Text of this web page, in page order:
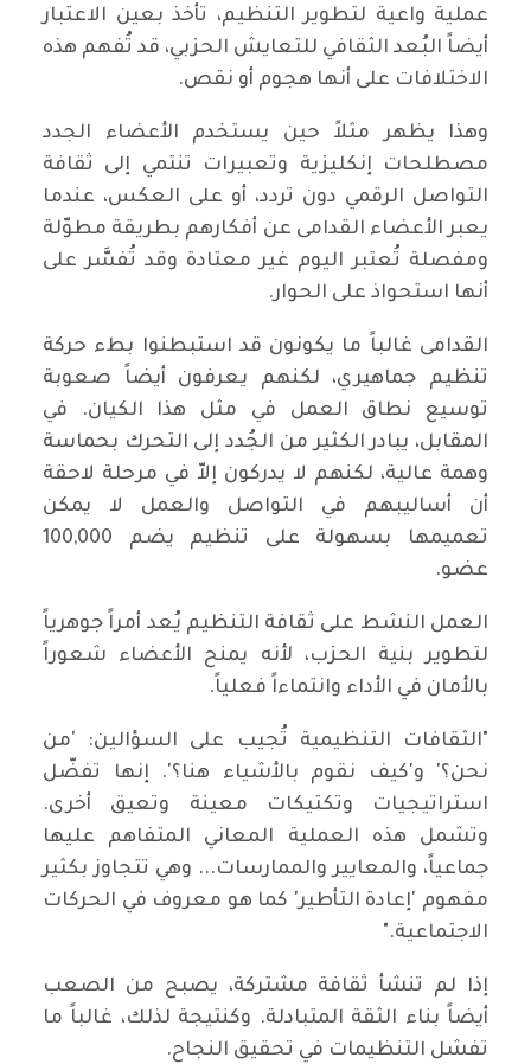
عملية واعية لتطوير التنظيم، تأخذ بعين الاعتبار
أيضاً البُعد الثقافي للتعايش الحزبي، قد تُفهم هذه
الاختلافات على أنها هجوم أو نقص.
وهذا يظهر مثلاً حين يستخدم الأعضاء الجدد
مصطلحات إنكليزية وتعبيرات تنتمي إلى ثقافة
التواصل الرقمي دون تردد، أو على العكس، عندما
يعبر الأعضاء القدامى عن أفكارهم بطريقة مطوّلة
ومفصلة تُعتبر اليوم غير معتادة وقد تُفسَّر على
أنها استحواذ على الحوار.
القدامى غالباً ما يكونون قد استبطنوا بطء حركة
تنظيم جماهيري، لكنهم يعرفون أيضاً صعوبة
توسيع نطاق العمل في مثل هذا الكيان. في
المقابل، يبادر الكثير من الجُدد إلى التحرك بحماسة
وهمة عالية، لكنهم لا يدركون إلاّ في مرحلة لاحقة
أن أساليبهم في التواصل والعمل لا يمكن
تعميمها بسهولة على تنظيم يضم 100,000
عضو.
العمل النشط على ثقافة التنظيم يُعد أمراً جوهرياً
لتطوير بنية الحزب، لأنه يمنح الأعضاء شعوراً
بالأمان في الأداء وانتماءاً فعلياً.
"الثقافات التنظيمية تُجيب على السؤالين: 'من
نحن؟' و'كيف نقوم بالأشياء هنا؟'. إنها تفضّل
استراتيجيات وتكتيكات معينة وتعيق أخرى.
وتشمل هذه العملية المعاني المتفاهم عليها
جماعياً، والمعايير والممارسات... وهي تتجاوز بكثير
مفهوم 'إعادة التأطير' كما هو معروف في الحركات
الاجتماعية."
إذا لم تنشأ ثقافة مشتركة، يصبح من الصعب
أيضاً بناء الثقة المتبادلة. وكنتيجة لذلك، غالباً ما
تفشل التنظيمات في تحقيق النجاح.